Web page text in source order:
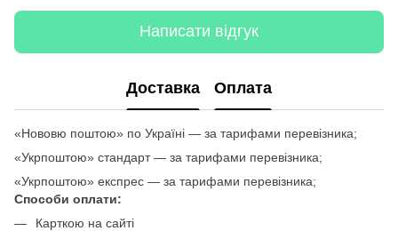
Написати відгук
Доставка Оплата
«Нововю поштою» по Україні — за тарифами перевізника;
«Укрпоштою» стандарт — за тарифами перевізника;
«Укрпоштою» експрес — за тарифами перевізника;
Способи оплати:
Карткою на сайті